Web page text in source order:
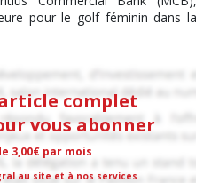
pour le golf féminin dans la
complet
vous abonner
3,00€ par mois
au site et à nos services